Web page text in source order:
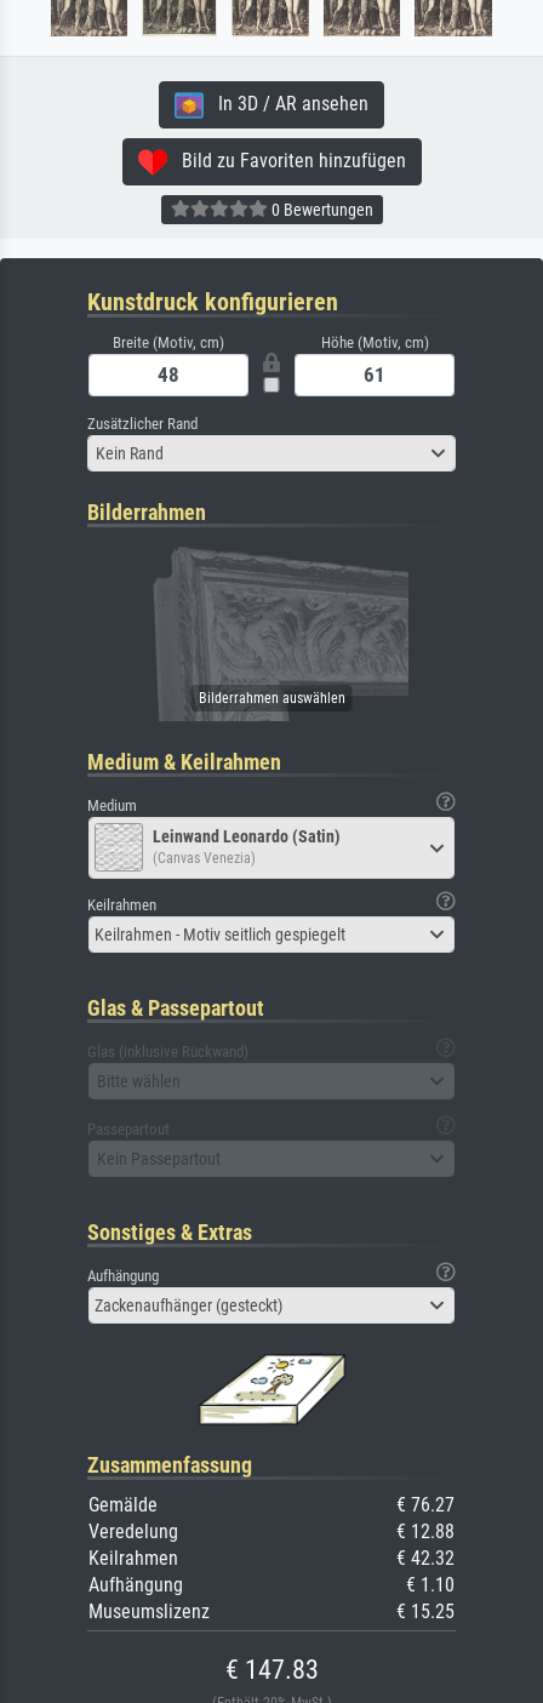
In 3D / AR ansehen
Bild zu Favoriten hinzufügen
0 Bewertungen
Kunstdruck konfigurieren
Breite (Motiv, cm) Höhe (Motiv, cm)
Zusätzlicher Rand
Kein Rand
Bilderrahmen
Medium & Keilrahmen
Medium
Leinwand Leonardo (Satin)
(Canvas Venezia)
Keilrahmen
Keilrahmen - Motiv seitlich gespiegelt
Glas & Passepartout
Glas (inklusive Rückwand)
Bitte wählen
Passepartout
Kein Passepartout
Sonstiges & Extras
Aufhängung
Zackenaufhänger (gesteckt)
Zusammenfassung
Gemälde
€ 76.27
Veredelung
€ 12.88
Keilrahmen
€ 42.32
Aufhängung
€ 1.10
Museumslizenz
€ 15.25
€ 147.83